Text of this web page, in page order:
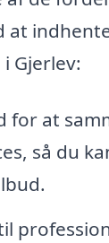
at
Gjerlev:
for at
så du